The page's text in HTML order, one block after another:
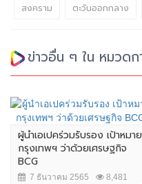
สงคราม ตะวันออกกลาง
ข่าวอื่น ๆ ใน หมวดก
ผู้นำเอเปคร่วมรับรอง เป้าหมาย
กรุงเทพฯ ว่าด้วยเศรษฐกิจ
BCG
7 ธันวาคม 2565 8,481